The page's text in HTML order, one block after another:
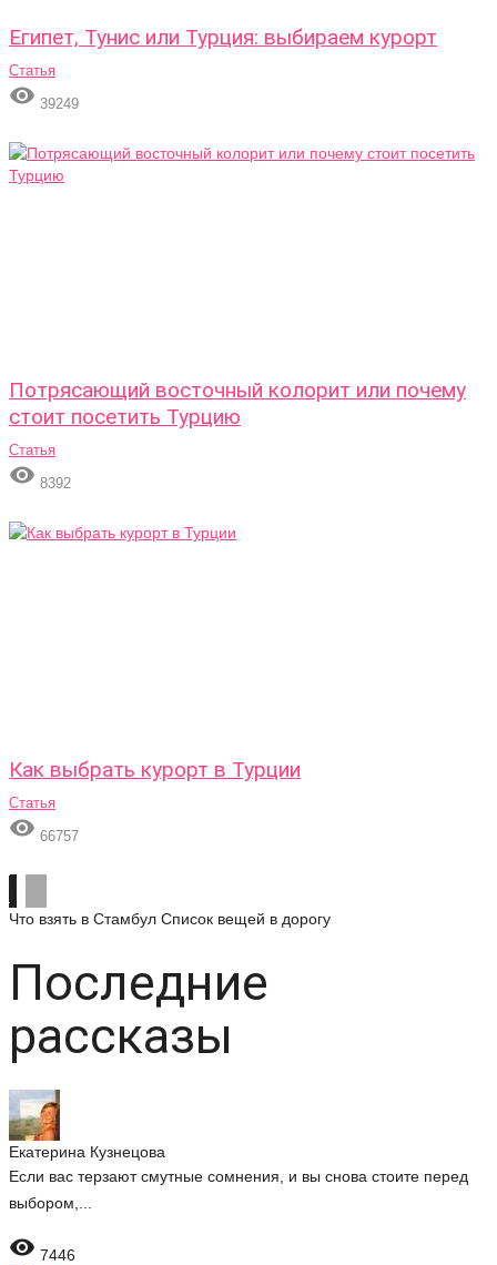
Египет, Тунис или Турция: выбираем курорт
Статья
 39249
Потрясающий восточный колорит или почему
стоит посетить Турцию
Статья
 8392
Как выбрать курорт в Турции
Статья
 66757
Что взять в Стамбул Список вещей в дорогу
Последние
рассказы
Екатерина Кузнецова
Если вас терзают смутные сомнения, и вы снова стоите перед
выбором,...
 7446